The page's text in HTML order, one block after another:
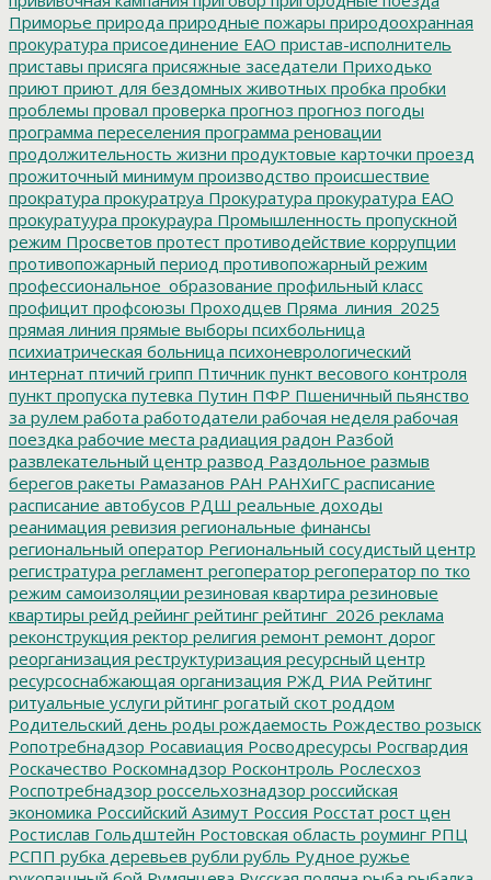
Приморье природа природные пожары природоохранная
прокуратура присоединение ЕАО пристав-исполнитель
приставы присяга присяжные заседатели Приходько
приют приют для бездомных животных пробка пробки
проблемы провал проверка прогноз прогноз погоды
программа переселения программа реновации
продолжительность жизни продуктовые карточки проезд
прожиточный минимум производство происшествие
прократура прокуратруа Прокуратура прокуратура ЕАО
прокуратуура прокураура Промышленность пропускной
режим Просветов протест противодействие коррупции
противопожарный период противопожарный режим
профессиональное_образование профильный класс
профицит профсоюзы Проходцев Пряма_линия_2025
прямая линия прямые выборы психбольница
психиатрическая больница психоневрологический
интернат птичий грипп Птичник пункт весового контроля
пункт пропуска путевка Путин ПФР Пшеничный пьянство
за рулем работа работодатели рабочая неделя рабочая
поездка рабочие места радиация радон Разбой
развлекательный центр развод Раздольное размыв
берегов ракеты Рамазанов РАН РАНХиГС расписание
расписание автобусов РДШ реальные доходы
реанимация ревизия региональные финансы
региональный оператор Региональный сосудистый центр
регистратура регламент регоператор регоператор по тко
режим самоизоляции резиновая квартира резиновые
квартиры рейд рейинг рейтинг рейтинг_2026 реклама
реконструкция ректор религия ремонт ремонт дорог
реорганизация реструктуризация ресурсный центр
ресурсоснабжающая организация РЖД РИА Рейтинг
ритуальные услуги рйтинг рогатый скот роддом
Родительский день роды рождаемость Рождество розыск
Ропотребнадзор Росавиация Росводресурсы Росгвардия
Роскачество Роскомнадзор Росконтроль Рослесхоз
Роспотребнадзор россельхознадзор российская
экономика Российский Азимут Россия Росстат рост цен
Ростислав Гольдштейн Ростовская область роуминг РПЦ
РСПП рубка деревьев рубли рубль Рудное ружье